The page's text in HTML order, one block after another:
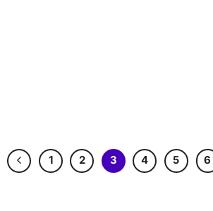
1 2 3 4 5 6